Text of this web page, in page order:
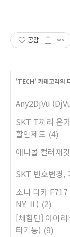
공감
'TECH' 카테고리의
Any2DjVu
SKT T끼리 온
할인제도 (4)
애니콜 컬러재
SKT 번호변경,
소니 디카
NY Ⅱ) (2)
[체험단] 아이
타기능) (9)